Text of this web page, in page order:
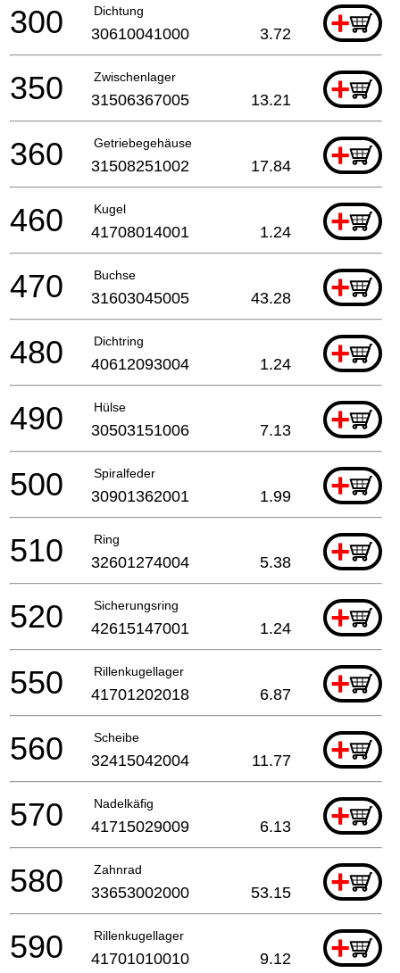
Dichtung +
300 30610041000 3.72
Zwischenlager +
350 31506367005 13.21
Getriebegehäuse +
360 31508251002 17.84
Kugel +
460 41708014001 1.24
Buchse +
470 31603045005 43.28
Dichtring +
480 40612093004 1.24
Hülse +
490 30503151006 7.13
Spiralfeder +
500 30901362001 1.99
Ring +
510 32601274004 5.38
Sicherungsring +
520 42615147001 1.24
Rillenkugellager +
550 41701202018 6.87
Scheibe +
560 32415042004 11.77
Nadelkäfig +
570 41715029009 6.13
Zahnrad +
580 33653002000 53.15
Rillenkugellager +
590 41701010010 9.12